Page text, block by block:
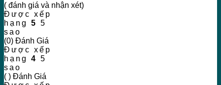
( đánh giá và nhận xét)
Được xếp
hạng 5 5
sao
(0) Đánh Giá
Được xếp
hạng 4 5
sao
( ) Đánh Giá